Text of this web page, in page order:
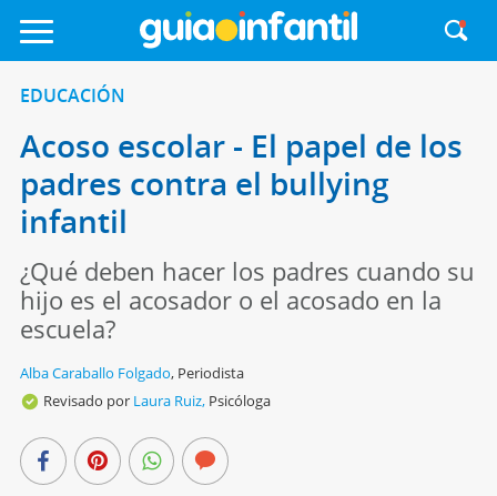
EDUCACIÓN
Acoso escolar - El papel de los
padres contra el bullying
infantil
¿Qué deben hacer los padres cuando su
hijo es el acosador o el acosado en la
escuela?
Alba Caraballo Folgado, Periodista
Revisado por Laura Ruiz, Psicóloga